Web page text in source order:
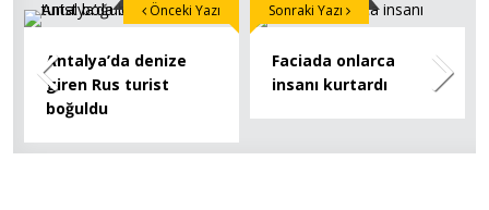
Antalya’da denize
giren Rus turist
boğuldu
Önceki Yazı
Faciada onlarca
insanı kurtardı
Sonraki Yazı